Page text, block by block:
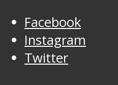
Facebook
Instagram
Twitter